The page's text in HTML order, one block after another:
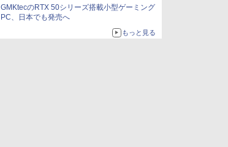
は？
GMKtecのRTX 50シリーズ搭載小型ゲーミング
PC、日本でも発売へ
もっと見る